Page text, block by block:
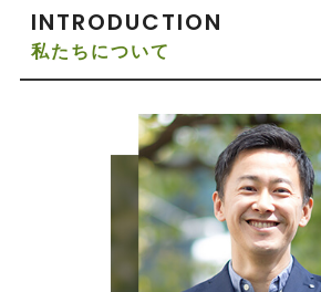
INTRODUCTION
私たちについて